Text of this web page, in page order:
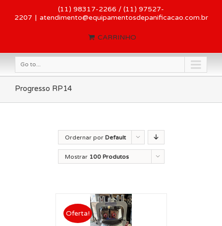
(11) 98317-2266 / (11) 97527-
2207 | atendimento@equipamentosdepanificacao.com.br
CARRINHO
Go to...
Progresso RP14
Ordernar por Default
Order
Mostrar 100 Produtos
Oferta!